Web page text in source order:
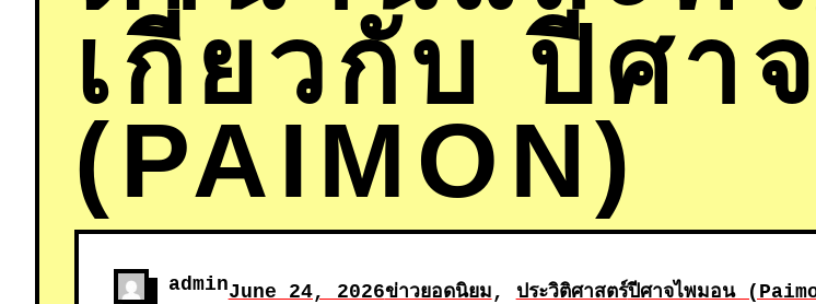
เกี่ยวกับ ปีศา
(PAIMON)
adminJune 24, 2026ข่าวยอดนิยม , ประวิติศาสตร์ปีศาจไพมอน